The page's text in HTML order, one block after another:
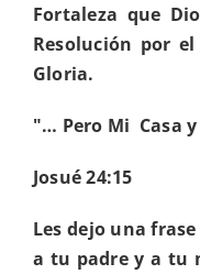
Fortaleza que
Resolución por
Gloria.
"… Pero Mi Casa
Josué 24:15
Les dejo una
a tu padre y a tu